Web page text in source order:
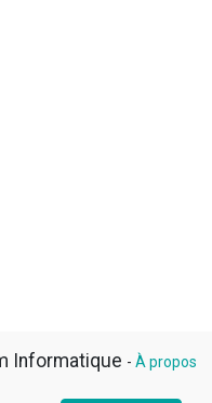
Informatique - À propos